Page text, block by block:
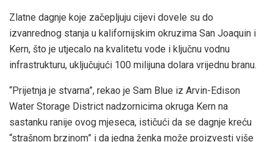
Zlatne dagnje koje začepljuju cijevi dovele su do
izvanrednog stanja u kalifornijskim okruzima San Joaquin i
Kern, što je utjecalo na kvalitetu vode i ključnu vodnu
infrastrukturu, uključujući 100 milijuna dolara vrijednu branu.
“Prijetnja je stvarna”, rekao je Sam Blue iz Arvin-Edison
Water Storage District nadzornicima okruga Kern na
sastanku ranije ovog mjeseca, ističući da se dagnje kreću
“strašnom brzinom” i da jedna ženka može proizvesti više